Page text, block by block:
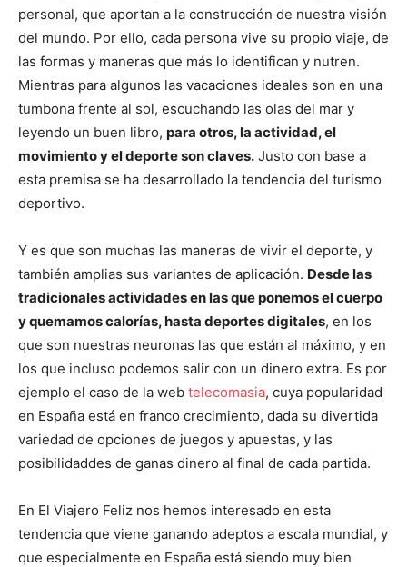
personal, que aportan a la construcción de nuestra visión
del mundo. Por ello, cada persona vive su propio viaje, de
las formas y maneras que más lo identifican y nutren.
Mientras para algunos las vacaciones ideales son en una
tumbona frente al sol, escuchando las olas del mar y
leyendo un buen libro, para otros, la actividad, el
movimiento y el deporte son claves. Justo con base a
esta premisa se ha desarrollado la tendencia del turismo
deportivo.
Y es que son muchas las maneras de vivir el deporte, y
también amplias sus variantes de aplicación. Desde las
tradicionales actividades en las que ponemos el cuerpo
y quemamos calorías, hasta deportes digitales, en los
que son nuestras neuronas las que están al máximo, y en
los que incluso podemos salir con un dinero extra. Es por
ejemplo el caso de la web telecomasia, cuya popularidad
en España está en franco crecimiento, dada su divertida
variedad de opciones de juegos y apuestas, y las
posibilidaddes de ganas dinero al final de cada partida.
En El Viajero Feliz nos hemos interesado en esta
tendencia que viene ganando adeptos a escala mundial, y
que especialmente en España está siendo muy bien